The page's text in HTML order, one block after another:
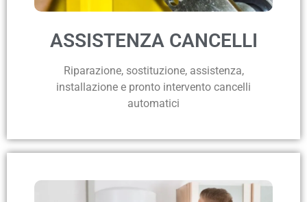
ASSISTENZA CANCELLI
Riparazione, sostituzione, assistenza,
installazione e pronto intervento cancelli
automatici